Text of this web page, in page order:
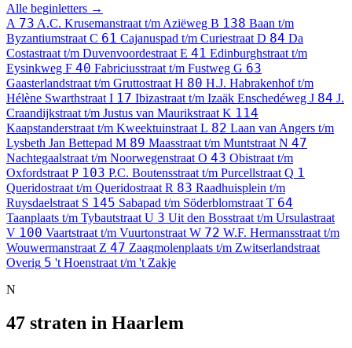
Alle beginletters →
A 73 A.C. Krusemanstraat t/m Aziëweg B 138 Baan t/m
Byzantiumstraat C 61 Cajanuspad t/m Curiestraat D 84 Da
Costastraat t/m Duvenvoordestraat E 41 Edinburghstraat t/m
Eysinkweg F 40 Fabriciusstraat t/m Fustweg G 63
Gaasterlandstraat t/m Gruttostraat H 80 H.J. Habrakenhof t/m
Hélène Swarthstraat I 17 Ibizastraat t/m Izaäk Enschedéweg J 84 J.
Craandijkstraat t/m Justus van Maurikstraat K 114
Kaapstanderstraat t/m Kweektuinstraat L 82 Laan van Angers t/m
Lysbeth Jan Bettepad M 89 Maasstraat t/m Muntstraat N 47
Nachtegaalstraat t/m Noorwegenstraat O 43 Obistraat t/m
Oxfordstraat P 103 P.C. Boutensstraat t/m Purcellstraat Q 1
Queridostraat t/m Queridostraat R 83 Raadhuisplein t/m
Ruysdaelstraat S 145 Sabapad t/m Söderblomstraat T 64
Taanplaats t/m Tybautstraat U 3 Uit den Bosstraat t/m Ursulastraat
V 100 Vaartstraat t/m Vuurtonstraat W 72 W.F. Hermansstraat t/m
Wouwermanstraat Z 47 Zaagmolenplaats t/m Zwitserlandstraat
Overig 5 't Hoenstraat t/m 't Zakje
N
47 straten in Haarlem